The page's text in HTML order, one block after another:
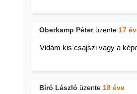
Oberkamp Péterüzente 17
Vidám kis csajszi vagy a
Bíró László üzente 18 éve